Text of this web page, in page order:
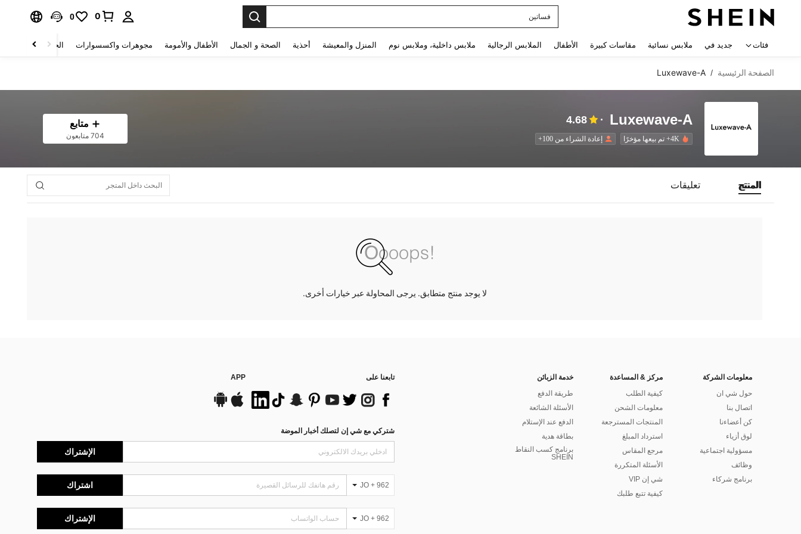
فساتين
0
0
فئات جديد في ملابس نسائية مقاسات كبيرة الأطفال الملابس الرجالية ملابس داخلية، وملابس نوم المنزل والمعيشة أحذية الصحة و الجمال الأطفال والأمومة مجوهرات واكسسوارات الحقائب والأمتعة
الصفحة الرئيسية /
Luxewave-A
Luxewave-A
4.68
4K+ تم بيعها مؤخرًا إعادة الشراء من 100+
متابع
704 متابعون
المنتج تعليقات
لا يوجد منتج متطابق. يرجى المحاولة عبر خيارات أخرى.
معلومات الشركة
حول شي ان
اتصال بنا
كن أعضاءنا
لوق أزياء
مسؤولية اجتماعية
وظائف
برنامج شركاء
مركز & المساعدة
كيفية الطلب
معلومات الشحن
المنتجات المسترجعة
استرداد المبلغ
مرجع المقاس
الأسئلة المتكررة
شي إن VIP
كيفية تتبع طلبك
خدمة الزبائن
طريقة الدفع
الأسئلة الشائعة
الدفع عند الإستلام
بطاقة هدية
برنامج كسب النقاط
SHEIN
تابعنا على APP
شتركي مع شي إن لتصلك أخبار الموضة
الإشتراك
JO + 962 اشتراك
JO + 962 الإشتراك